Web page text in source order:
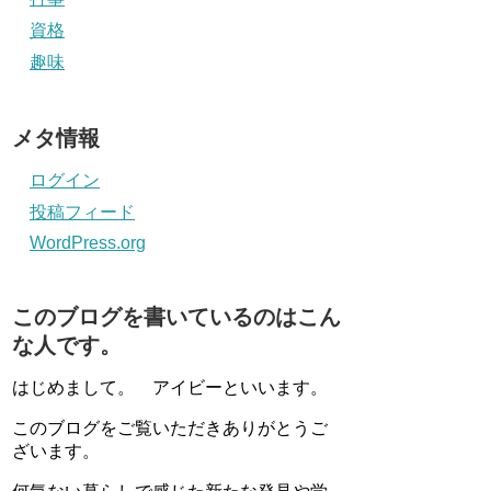
資格
趣味
メタ情報
ログイン
投稿フィード
WordPress.org
このブログを書いているのはこん
な人です。
はじめまして。 アイビーといいます。
このブログをご覧いただきありがとうご
ざいます。